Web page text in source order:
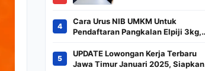
Indeks
4
Cara Urus NIB UMKM Untuk
Pendaftaran Pangkalan Elpiji 3kg,
Kilogram
5
UPDATE Lowongan Kerja Terbaru
Jawa Timur Januari 2025, Siapkan